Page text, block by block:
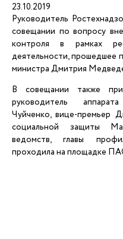
23.10.2019
Руководитель
совещании по вопросу
контроля в рамках
деятельности, прошедшее
министра Дмитрия
В совещании также
руководитель
Чуйченко, вице-премьер
социальной защиты
ведомств, главы
проходила на площадке